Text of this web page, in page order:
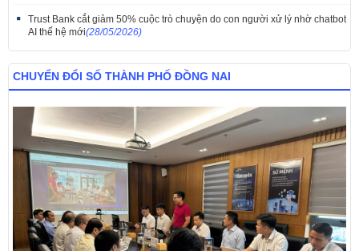
Trust Bank cắt giảm 50% cuộc trò chuyện do con người xử lý nhờ chatbot
AI thế hệ mới(28/05/2026)
CHUYỂN ĐỔI SỐ THÀNH PHỐ ĐỒNG NAI